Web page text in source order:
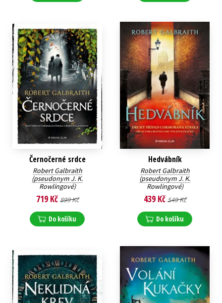
Černočerné srdce
Robert Galbraith
(pseudonym J. K.
Rowlingové)
719 Kč 899 Kč
Do košíku
Hedvábník
Robert Galbraith
(pseudonym J. K.
Rowlingové)
439 Kč 549 Kč
Do košíku